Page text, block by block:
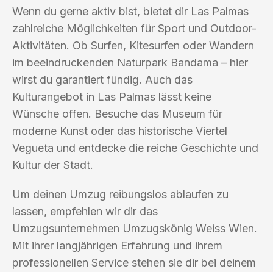
Wenn du gerne aktiv bist, bietet dir Las Palmas
zahlreiche Möglichkeiten für Sport und Outdoor-
Aktivitäten. Ob Surfen, Kitesurfen oder Wandern
im beeindruckenden Naturpark Bandama – hier
wirst du garantiert fündig. Auch das
Kulturangebot in Las Palmas lässt keine
Wünsche offen. Besuche das Museum für
moderne Kunst oder das historische Viertel
Vegueta und entdecke die reiche Geschichte und
Kultur der Stadt.
Um deinen Umzug reibungslos ablaufen zu
lassen, empfehlen wir dir das
Umzugsunternehmen Umzugskönig Weiss Wien.
Mit ihrer langjährigen Erfahrung und ihrem
professionellen Service stehen sie dir bei deinem